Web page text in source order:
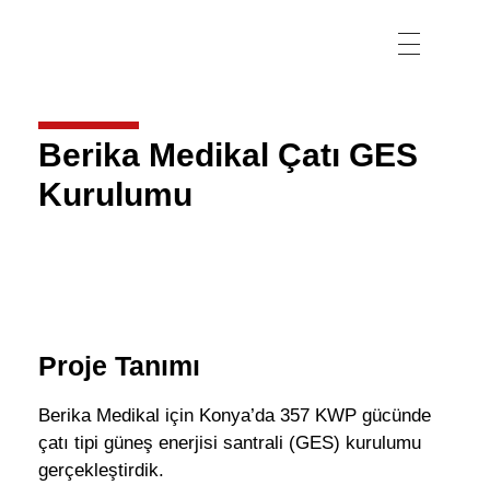
Berika Medikal Çatı GES
Kurulumu
Proje Tanımı
Berika Medikal için Konya’da 357 KWP gücünde
çatı tipi güneş enerjisi santrali (GES) kurulumu
gerçekleştirdik.